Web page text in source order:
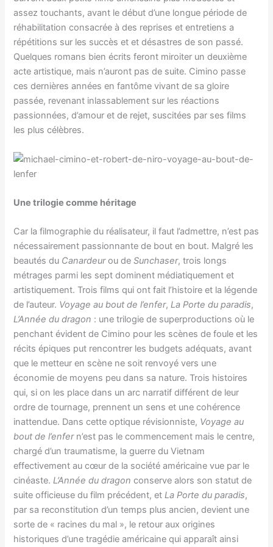
assez touchants, avant le début d’une longue période de
réhabilitation consacrée à des reprises et entretiens a
répétitions sur les succès et et désastres de son passé.
Quelques romans bien écrits feront miroiter un deuxième
acte artistique, mais n’auront pas de suite. Cimino passe
ces dernières années en fantôme vivant de sa gloire
passée, revenant inlassablement sur les réactions
passionnées, d’amour et de rejet, suscitées par ses films
les plus célèbres.
Une trilogie comme héritage
Car la filmographie du réalisateur, il faut l’admettre, n’est pas
nécessairement passionnante de bout en bout. Malgré les
beautés du Canardeurou deSunchaser, trois longs
métrages parmi les sept dominent médiatiquement et
artistiquement. Trois films qui ont fait l’histoire et la légende
de l’auteur. Voyage au bout de l’enfer,La Porte du paradis,
L’Année du dragon : une trilogie de superproductions où le
penchant évident de Cimino pour les scènes de foule et les
récits épiques put rencontrer les budgets adéquats, avant
que le metteur en scène ne soit renvoyé vers une
économie de moyens peu dans sa nature. Trois histoires
qui, si on les place dans un arc narratif différent de leur
ordre de tournage, prennent un sens et une cohérence
inattendue. Dans cette optique révisionniste, Voyage au
bout de l’enfern’est pas le commencement mais le centre,
chargé d’un traumatisme, la guerre du Vietnam
effectivement au cœur de la société américaine vue par le
cinéaste.L’Année du dragon conserve alors son statut de
suite officieuse du film précédent, etLa Porte du paradis,
par sa reconstitution d’un temps plus ancien, devient une
sorte de « racines du mal », le retour aux origines
historiques d’une tragédie américaine qui apparaît ainsi